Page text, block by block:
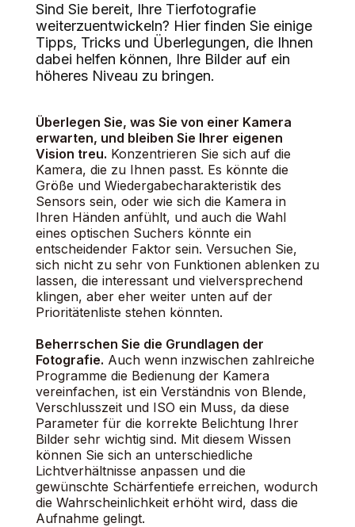
Sind Sie bereit, Ihre Tierfotografie
weiterzuentwickeln? Hier finden Sie einige
Tipps, Tricks und Überlegungen, die Ihnen
dabei helfen können, Ihre Bilder auf ein
höheres Niveau zu bringen.
Überlegen Sie, was Sie von einer Kamera
erwarten, und bleiben Sie Ihrer eigenen
Vision treu. Konzentrieren Sie sich auf die
Kamera, die zu Ihnen passt. Es könnte die
Größe und Wiedergabecharakteristik des
Sensors sein, oder wie sich die Kamera in
Ihren Händen anfühlt, und auch die Wahl
eines optischen Suchers könnte ein
entscheidender Faktor sein. Versuchen Sie,
sich nicht zu sehr von Funktionen ablenken zu
lassen, die interessant und vielversprechend
klingen, aber eher weiter unten auf der
Prioritätenliste stehen könnten.
Beherrschen Sie die Grundlagen der
Fotografie. Auch wenn inzwischen zahlreiche
Programme die Bedienung der Kamera
vereinfachen, ist ein Verständnis von Blende,
Verschlusszeit und ISO ein Muss, da diese
Parameter für die korrekte Belichtung Ihrer
Bilder sehr wichtig sind. Mit diesem Wissen
können Sie sich an unterschiedliche
Lichtverhältnisse anpassen und die
gewünschte Schärfentiefe erreichen, wodurch
die Wahrscheinlichkeit erhöht wird, dass die
Aufnahme gelingt.